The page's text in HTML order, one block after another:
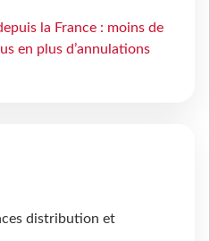
la France : moins de
en plus d’annulations
distribution et